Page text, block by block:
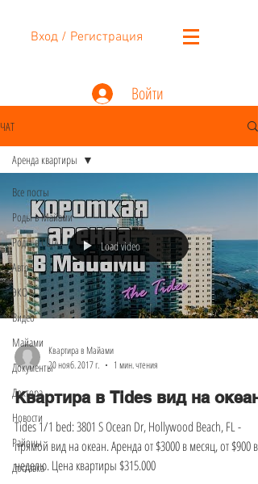
Вход / Регистрация
Войти
ЧАТ
Все посты
Роды в Майами
Роды в США
Авто
ЭКО
Видео
Майами
Документы
Доктора
Новости
Районы
Доставка
Аренда квартиры
Load video
Квартира в Майами
20 нояб. 2017 г.
1 мин. чтения
Квартира в Tides вид на океан
Tides 1/1 bed: 3801 S Ocean Dr, Hollywood Beach, FL -
прямой вид на океан. Аренда от $3000 в месяц, от $900 в
неделю. Цена квартиры $315.000